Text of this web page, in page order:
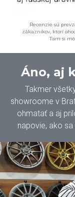
Recenzie sú
zákazníkov, ktorí
Tam si
Áno, aj
Takmer
showroome v
ohmatať a aj
napovie, ako